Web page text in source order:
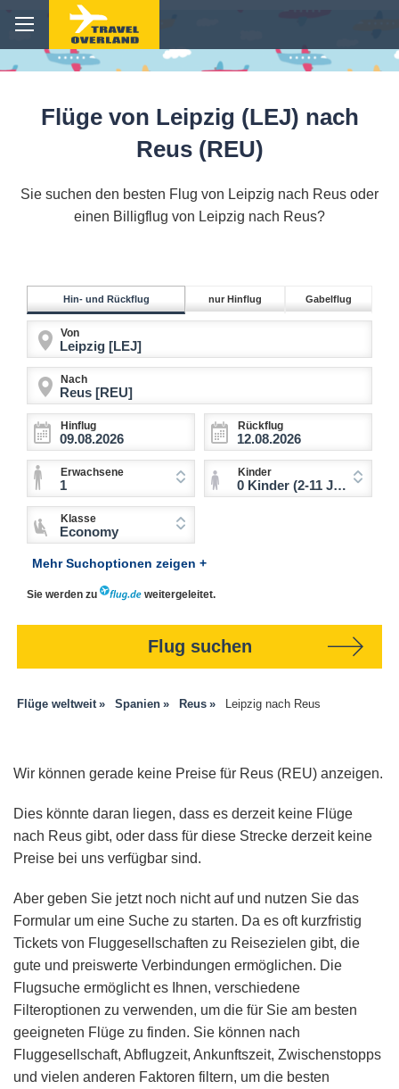
Flüge von Leipzig (LEJ) nach
Reus (REU)
Sie suchen den besten Flug von Leipzig nach Reus oder
einen Billigflug von Leipzig nach Reus?
Hin- und Rückflug nur Hinflug Gabelflug
Von
Nach
Hinflug Rückflug
Erwachsene
1
Kinder
0 Kinder (2-11 Jahre)
Klasse
Economy
Mehr Suchoptionen zeigen +
Sie werden zu weitergeleitet.
Flug suchen
Flüge weltweit Spanien Reus Leipzig nach Reus
Wir können gerade keine Preise für Reus (REU) anzeigen.
Dies könnte daran liegen, dass es derzeit keine Flüge
nach Reus gibt, oder dass für diese Strecke derzeit keine
Preise bei uns verfügbar sind.
Aber geben Sie jetzt noch nicht auf und nutzen Sie das
Formular um eine Suche zu starten. Da es oft kurzfristig
Tickets von Fluggesellschaften zu Reisezielen gibt, die
gute und preiswerte Verbindungen ermöglichen. Die
Flugsuche ermöglicht es Ihnen, verschiedene
Filteroptionen zu verwenden, um die für Sie am besten
geeigneten Flüge zu finden. Sie können nach
Fluggesellschaft, Abflugzeit, Ankunftszeit, Zwischenstopps
und vielen anderen Faktoren filtern, um die besten